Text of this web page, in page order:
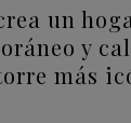
un
y
más